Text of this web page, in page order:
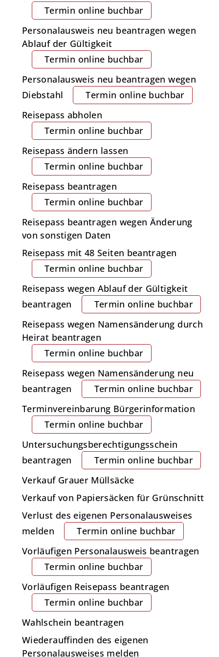
Termin online buchbar
Personalausweis neu beantragen wegen
Ablauf der Gültigkeit
Termin online buchbar
Personalausweis neu beantragen wegen
Diebstahl
Termin online buchbar
Reisepass abholen
Termin online buchbar
Reisepass ändern lassen
Termin online buchbar
Reisepass beantragen
Termin online buchbar
Reisepass beantragen wegen Änderung
von sonstigen Daten
Reisepass mit 48 Seiten beantragen
Termin online buchbar
Reisepass wegen Ablauf der Gültigkeit
beantragen
Termin online buchbar
Reisepass wegen Namensänderung durch
Heirat beantragen
Termin online buchbar
Reisepass wegen Namensänderung neu
beantragen
Termin online buchbar
Terminvereinbarung Bürgerinformation
Termin online buchbar
Untersuchungsberechtigungsschein
beantragen
Termin online buchbar
Verkauf Grauer Müllsäcke
Verkauf von Papiersäcken für Grünschnitt
Verlust des eigenen Personalausweises
melden
Termin online buchbar
Vorläufigen Personalausweis beantragen
Termin online buchbar
Vorläufigen Reisepass beantragen
Termin online buchbar
Wahlschein beantragen
Wiederauffinden des eigenen
Personalausweises melden